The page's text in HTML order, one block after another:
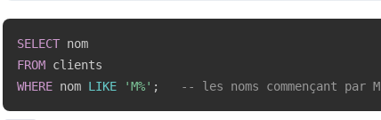
SELECT
FROM
WHERE nom LIKE 'M%' ; -- les noms commençant par M